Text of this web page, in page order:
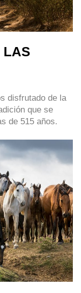
LAS
disfrutado de la
que se
de 515 años.